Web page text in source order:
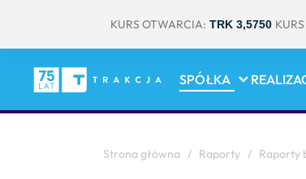
KURS OTWARCIA: TRK 3,5750
SPÓŁKA
Strona główna / Raporty / Raporty